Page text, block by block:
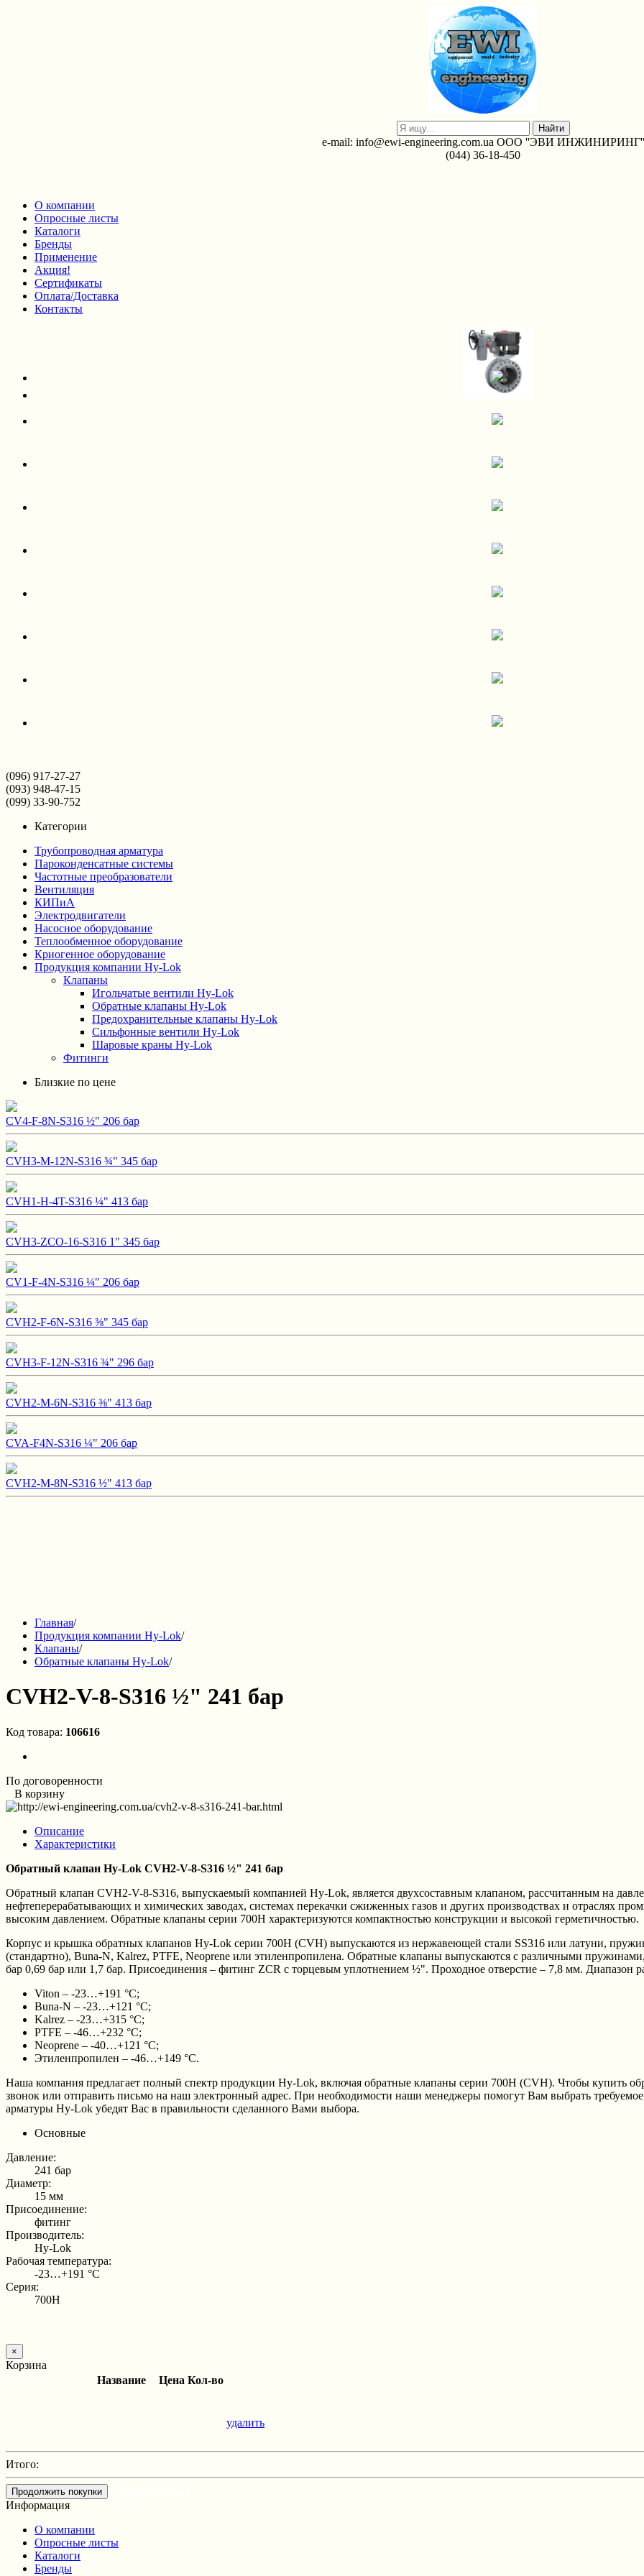
e-mail: info@ewi-engineering.com.ua ООО ''ЭВИ ИНЖИНИРИНГ''
(044) 36-18-450
О компании
Опросные листы
Каталоги
Бренды
Применение
Акция!
Сертификаты
Оплата/Доставка
Контакты
(096) 917-27-27
(093) 948-47-15
(099) 33-90-752
Категории
Трубопроводная арматура
Пароконденсатные системы
Частотные преобразователи
Вентиляция
КИПиА
Электродвигатели
Насосное оборудование
Теплообменное оборудование
Криогенное оборудование
Продукция компании Hy-Lok
Клапаны
Игольчатые вентили Hy-Lok
Обратные клапаны Hy-Lok
Предохранительные клапаны Hy-Lok
Сильфонные вентили Hy-Lok
Шаровые краны Hy-Lok
Фитинги
Близкие по цене
CV4-F-8N-S316 ½" 206 бар
CVH3-M-12N-S316 ¾" 345 бар
CVH1-H-4T-S316 ¼" 413 бар
CVH3-ZCO-16-S316 1" 345 бар
CV1-F-4N-S316 ¼" 206 бар
CVH2-F-6N-S316 ⅜" 345 бар
CVH3-F-12N-S316 ¾" 296 бар
CVH2-M-6N-S316 ⅜" 413 бар
CVA-F4N-S316 ¼" 206 бар
CVH2-M-8N-S316 ½" 413 бар
Главная/
Продукция компании Hy-Lok/
Клапаны/
Обратные клапаны Hy-Lok/
CVH2-V-8-S316 ½" 241 бар
Код товара: 106616
По договоренности
В корзину
Описание
Характеристики
Обратный клапан Hy-Lok CVH2-V-8-S316 ½" 241 бар
Обратный клапан CVH2-V-8-S316, выпускаемый компанией Hy-Lok, является двухсоставным клапаном, рассчитанным на
нефтеперерабатывающих и химических заводах, системах перекачки сжиженных газов и других производствах и отраслях
высоким давлением. Обратные клапаны серии 700H характеризуются компактностью конструкции и высокой герметичностью.
Корпус и крышка обратных клапанов Hy-Lok серии 700H (CVH) выпускаются из нержавеющей стали SS316 или латуни,
(стандартно), Buna-N, Kalrez, PTFE, Neoprene или этиленпропилена. Обратные клапаны выпускаются с различными
бар 0,69 бар или 1,7 бар. Присоединения – фитинг ZCR с торцевым уплотнением ½". Проходное отверстие – 7,8 мм. Диапазон
Viton – -23…+191 °C;
Buna-N – -23…+121 °C;
Kalrez – -23…+315 °C;
PTFE – -46…+232 °C;
Neoprene – -40…+121 °C;
Этиленпропилен – -46…+149 °C.
Наша компания предлагает полный спектр продукции Hy-Lok, включая обратные клапаны серии 700H (CVH). Чтобы купить
звонок или отправить письмо на наш электронный адрес. При необходимости наши менеджеры помогут Вам выбрать
арматуры Hy-Lok убедят Вас в правильности сделанного Вами выбора.
Основные
Давление:
241 бар
Диаметр:
15 мм
Присоединение:
фитинг
Производитель:
Hy-Lok
Рабочая температура:
-23…+191 °С
Серия:
700H
×
Корзина
Название
Цена Кол-во
удалить
Итого:
Продолжить покупки
Информация
О компании
Опросные листы
Каталоги
Бренды